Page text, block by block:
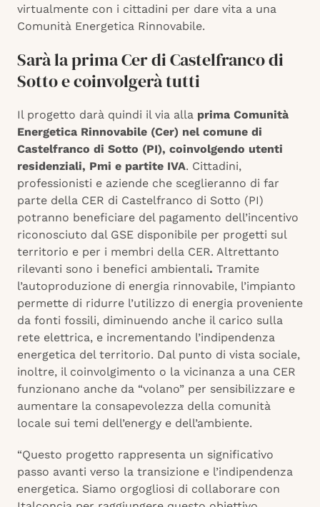
virtualmente con i cittadini per dare vita a una
Comunità Energetica Rinnovabile.
Sarà la prima Cer di Castelfranco di
Sotto e coinvolgerà tutti
Il progetto darà quindi il via alla prima Comunità
Energetica Rinnovabile (Cer) nel comune di
Castelfranco di Sotto (PI), coinvolgendo utenti
residenziali, Pmi e partite IVA. Cittadini,
professionisti e aziende che sceglieranno di far
parte della CER di Castelfranco di Sotto (PI)
potranno beneficiare del pagamento dell’incentivo
riconosciuto dal GSE disponibile per progetti sul
territorio e per i membri della CER. Altrettanto
rilevanti sono i benefici ambientali. Tramite
l’autoproduzione di energia rinnovabile, l’impianto
permette di ridurre l’utilizzo di energia proveniente
da fonti fossili, diminuendo anche il carico sulla
rete elettrica, e incrementando l’indipendenza
energetica del territorio. Dal punto di vista sociale,
inoltre, il coinvolgimento o la vicinanza a una CER
funzionano anche da “volano” per sensibilizzare e
aumentare la consapevolezza della comunità
locale sui temi dell’energy e dell’ambiente.
“Questo progetto rappresenta un significativo
passo avanti verso la transizione e l’indipendenza
energetica. Siamo orgogliosi di collaborare con